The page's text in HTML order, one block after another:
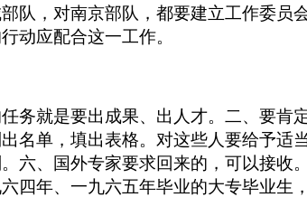
队，对南京部队，都要建立工作委员
动应配合这一工作。
务就是要出成果、出人才。二、要肯
名单，填出表格。对这些人要给予适
六、国外专家要求回来的，可以接收
四年、一九六五年毕业的大专毕业生